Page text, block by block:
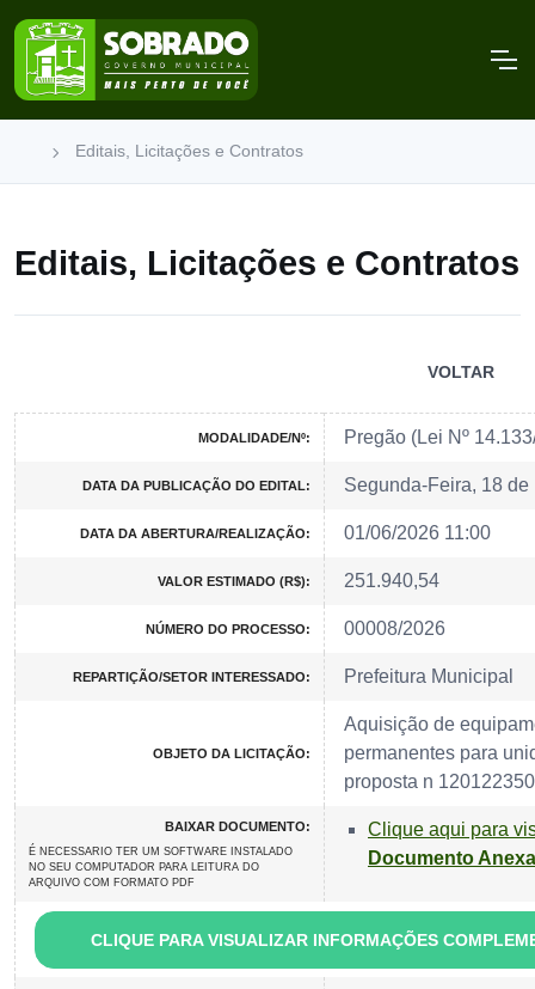
Editais, Licitações e Contratos
Editais, Licitações e Contratos
VOLTAR
MODALIDADE/Nº: Pregão (Lei Nº
DATA DA PUBLICAÇÃO DO EDITAL: Segunda-Feira, 18 de
DATA DA ABERTURA/REALIZAÇÃO: 01/06/2026 11:00
VALOR ESTIMADO (R$): 251.940,54
NÚMERO DO PROCESSO: 00008/2026
REPARTIÇÃO/SETOR INTERESSADO: Prefeitura Municipal
OBJETO DA LICITAÇÃO:
Aquisição de
permanentes para
proposta n
BAIXAR DOCUMENTO:
É NECESSARIO TER UM SOFTWARE INSTALADO
NO SEU COMPUTADOR PARA LEITURA DO
ARQUIVO COM FORMATO PDF
Clique aqui para
Documento
CLIQUE PARA VISUALIZAR INFORMAÇÕES